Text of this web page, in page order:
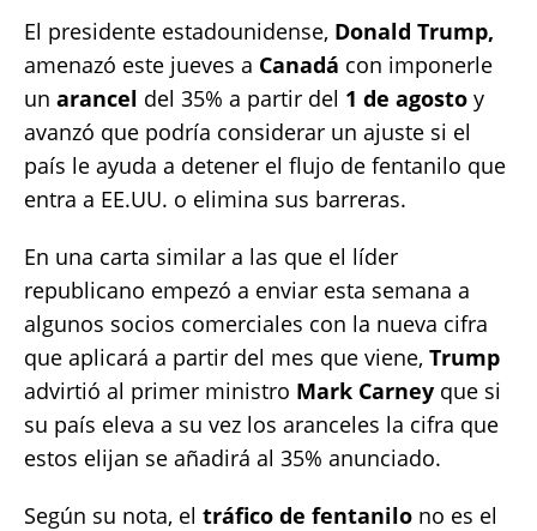
s
A
p
p
e
b
o
o
k
te
r
y
Li
n
k
re
El presidente estadounidense, Donald Trump,
amenazó este jueves a Canadá con imponerle
un arancel del 35% a partir del 1 de agosto y
avanzó que podría considerar un ajuste si el
país le ayuda a detener el flujo de fentanilo que
entra a EE.UU. o elimina sus barreras.
En una carta similar a las que el líder
republicano empezó a enviar esta semana a
algunos socios comerciales con la nueva cifra
que aplicará a partir del mes que viene, Trump
advirtió al primer ministro Mark Carney que si
su país eleva a su vez los aranceles la cifra que
estos elijan se añadirá al 35% anunciado.
Según su nota, el tráfico de fentanilo no es el